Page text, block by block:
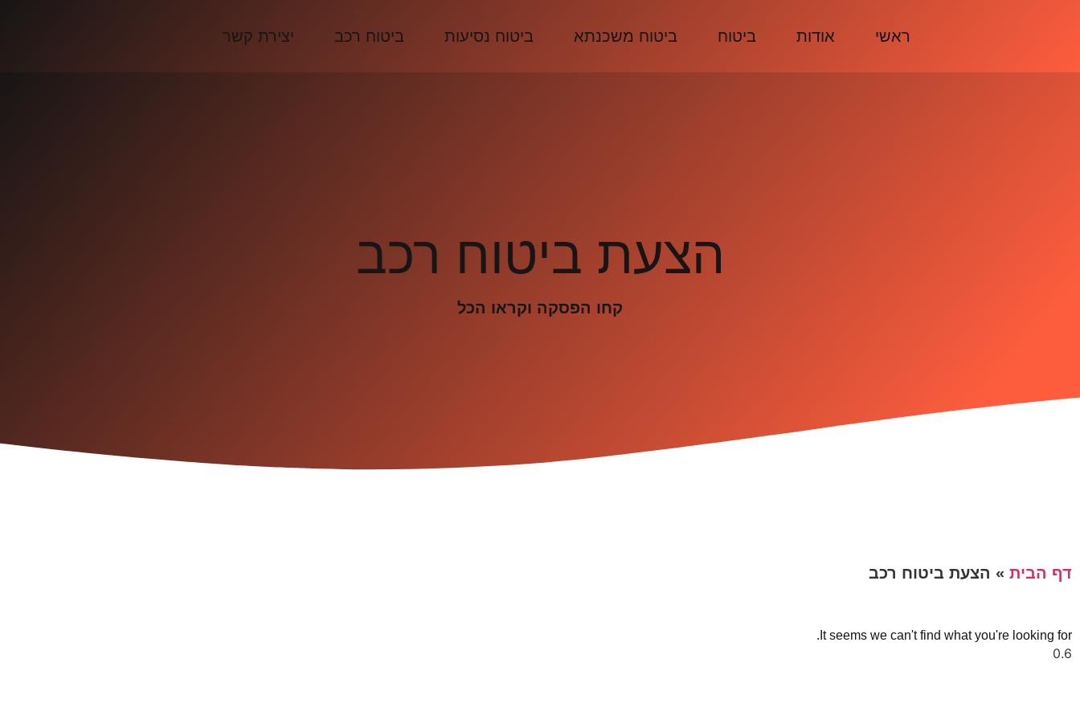
ראשי אודות ביטוח ביטוח משכנתא ביטוח נסיעות ביטוח רכב יצירת קשר
הצעת ביטוח רכב
קחו הפסקה וקראו הכל
דף הבית » הצעת ביטוח רכב
It seems we can't find what you're looking for.